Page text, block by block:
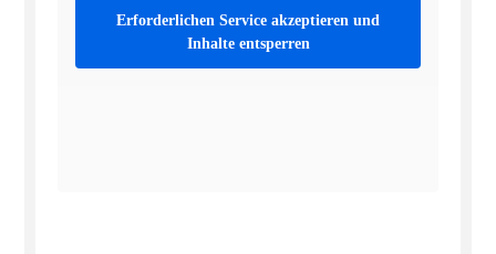
Erforderlichen Service akzeptieren und
Inhalte entsperren